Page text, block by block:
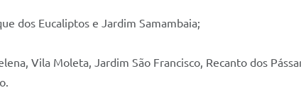
dos Eucaliptos e Jardim Samambaia;
Vila Moleta, Jardim São Francisco, Recanto dos